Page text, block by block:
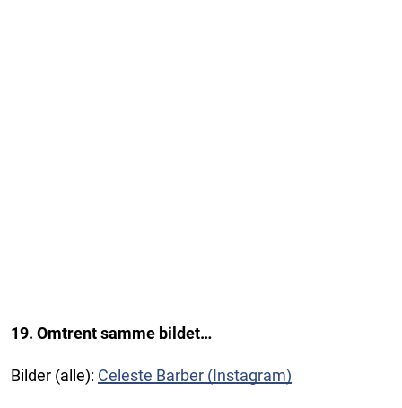
19. Omtrent samme bildet…
Bilder (alle): Celeste Barber (Instagram)